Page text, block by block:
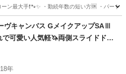
ーン最大手❗️🐾✨ ・勤続年数の短い方🆗 ・パー
ンヴキャンバス GメイクアップSAⅢ
で可愛い人気軽🦄両側スライドドア
年